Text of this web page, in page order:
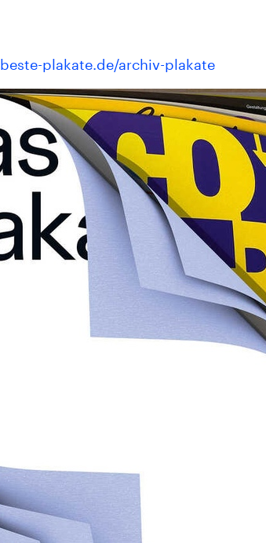
beste-plakate.de/archiv-plakate